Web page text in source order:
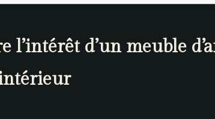
l’intérêt d’un meuble